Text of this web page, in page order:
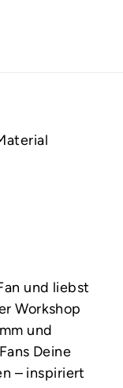
und liebst
Workshop
und
Deine
– inspiriert